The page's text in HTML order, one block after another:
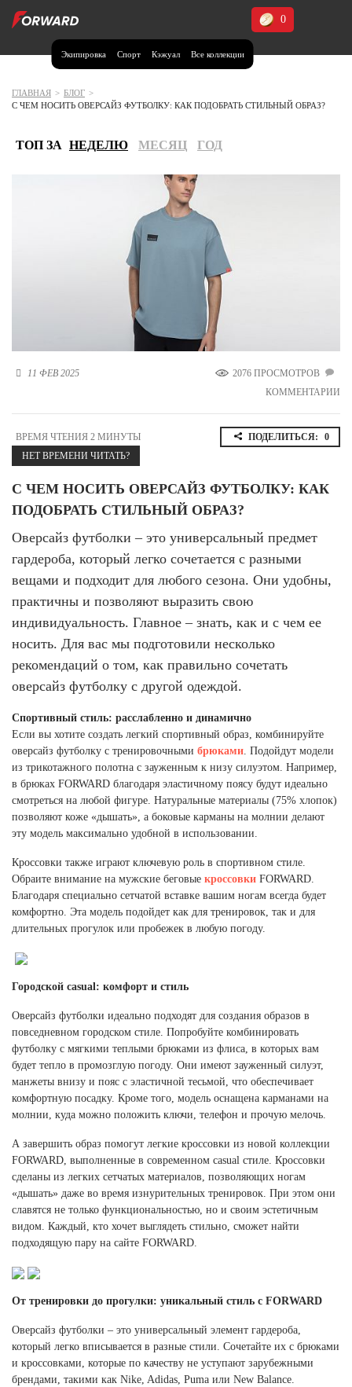
Экипировка Спорт Кэжуал Все коллекции
0
Москва и МО
Республика Крым (1)
Республика Татарстан (2)
Санкт-Петербург и ЛО (3)
Саратовская область (1)
Северная Осетия (2)
Смоленская область (1)
Ставропольский край (5)
Томская область (1)
Тульская область (1)
Тюменская область (3)
Хакасия (1)
Челябинская область (2)
Ямало-Ненецкий автономный округ (1)
Ярославская область (1)
ГЛАВНАЯ > БЛОГ >
С ЧЕМ НОСИТЬ ОВЕРСАЙЗ ФУТБОЛКУ: КАК ПОДОБРАТЬ СТИЛЬНЫЙ ОБРАЗ?
ТОП ЗА НЕДЕЛЮ МЕСЯЦ ГОД
11 ФЕВ 2025
2076 ПРОСМОТРОВ
КОММЕНТАРИИ
ВРЕМЯ ЧТЕНИЯ 2 МИНУТЫ
НЕТ ВРЕМЕНИ ЧИТАТЬ?
ПОДЕЛИТЬСЯ: 0
С ЧЕМ НОСИТЬ ОВЕРСАЙЗ ФУТБОЛКУ: КАК
ПОДОБРАТЬ СТИЛЬНЫЙ ОБРАЗ?
Оверсайз футболки – это универсальный предмет
гардероба, который легко сочетается с разными
вещами и подходит для любого сезона. Они удобны,
практичны и позволяют выразить свою
индивидуальность. Главное – знать, как и с чем ее
носить. Для вас мы подготовили несколько
рекомендаций о том, как правильно сочетать
оверсайз футболку с другой одеждой.
Спортивный стиль: расслабленно и динамично
Если вы хотите создать легкий спортивный образ, комбинируйте
оверсайз футболку с тренировочными брюками. Подойдут модели
из трикотажного полотна с зауженным к низу силуэтом. Например,
в брюках FORWARD благодаря эластичному поясу будут идеально
смотреться на любой фигуре. Натуральные материалы (75% хлопок)
позволяют коже «дышать», а боковые карманы на молнии делают
эту модель максимально удобной в использовании.
Кроссовки также играют ключевую роль в спортивном стиле.
Обраите внимание на мужские беговые кроссовки FORWARD.
Благодаря специально сетчатой вставке вашим ногам всегда будет
комфортно. Эта модель подойдет как для тренировок, так и для
длительных прогулок или пробежек в любую погоду.
Городской casual: комфорт и стиль
Оверсайз футболки идеально подходят для создания образов в
повседневном городском стиле. Попробуйте комбинировать
футболку с мягкими теплыми брюками из флиса, в которых вам
будет тепло в промозглую погоду. Они имеют зауженный силуэт,
манжеты внизу и пояс с эластичной тесьмой, что обеспечивает
комфортную посадку. Кроме того, модель оснащена карманами на
молнии, куда можно положить ключи, телефон и прочую мелочь.
А завершить образ помогут легкие кроссовки из новой коллекции
FORWARD, выполненные в современном casual стиле. Кроссовки
сделаны из легких сетчатых материалов, позволяющих ногам
«дышать» даже во время изнурительных тренировок. При этом они
славятся не только функциональностью, но и своим эстетичным
видом. Каждый, кто хочет выглядеть стильно, сможет найти
подходящую пару на сайте FORWARD.
От тренировки до прогулки: уникальный стиль с FORWARD
Оверсайз футболки – это универсальный элемент гардероба,
который легко вписывается в разные стили. Сочетайте их с брюками
и кроссовками, которые по качеству не уступают зарубежными
брендами, такими как Nike, Adidas, Puma или New Balance.